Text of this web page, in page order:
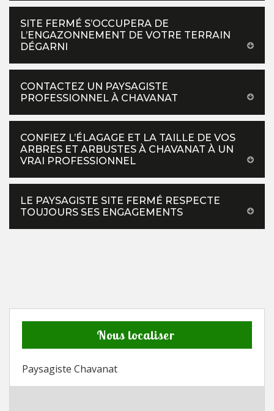
SITE FERMÉ S’OCCUPERA DE
L’ENGAZONNEMENT DE VOTRE TERRAIN
DÉGARNI
CONTACTEZ UN PAYSAGISTE
PROFESSIONNEL À CHAVANAT
CONFIEZ L’ÉLAGAGE ET LA TAILLE DE VOS
ARBRES ET ARBUSTES À CHAVANAT À UN
VRAI PROFESSIONNEL
LE PAYSAGISTE SITE FERMÉ RESPECTE
TOUJOURS SES ENGAGEMENTS
Nous localiser
Paysagiste Chavanat